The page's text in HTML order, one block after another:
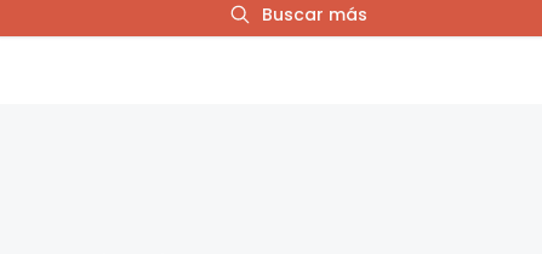
Buscar más